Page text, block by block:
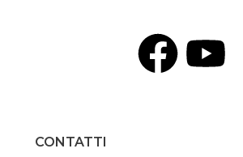
CONTATTI